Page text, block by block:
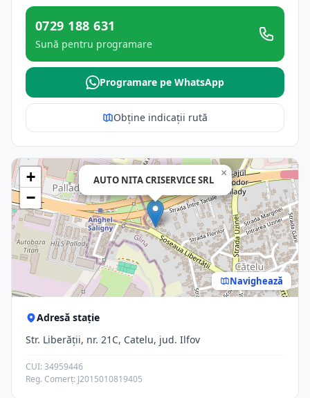
0729 188 631
Sună pentru programare
Programare pe WhatsApp
Obține indicații rută
AUTO NITA CRISERVICE SRL
×
+
−
Navighează
Adresă stație
Str. Liberăţii, nr. 21C, Catelu, jud. Ilfov
CUI: 34959446
Reg. Comerț: J2015010819405